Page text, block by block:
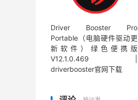
Driver Booster Pro
Portable（电脑硬件驱动更
新软件）绿色便携版
V12.1.0.469 |
driverbooster官网下载